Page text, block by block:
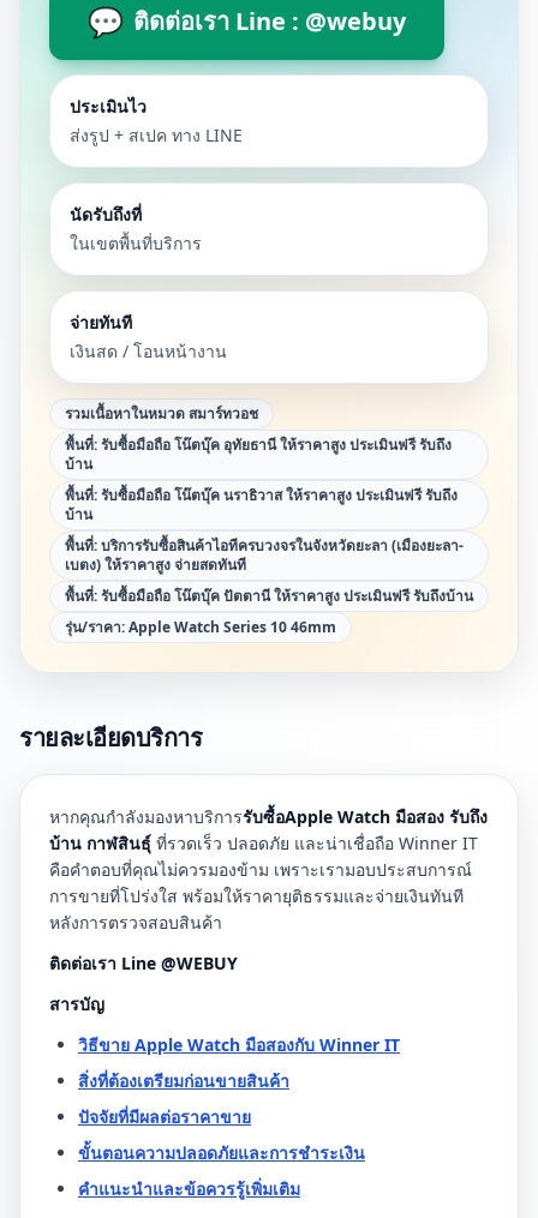
💬 ติดต่อเรา Line : @webuy
ประเมินไว
ส่งรูป + สเปค ทาง LINE
นัดรับถึงที่
ในเขตพื้นที่บริการ
จ่ายทันที
เงินสด / โอนหน้างาน
รวมเนื้อหาในหมวด สมาร์ทวอช
พื้นที่:รับซื้อมือถือ โน๊ตบุ๊ค อุทัยธานี ให้ราคาสูง ประเมินฟรี รับถึง
บ้าน
พื้นที่:รับซื้อมือถือ โน๊ตบุ๊ค นราธิวาส ให้ราคาสูง ประเมินฟรี รับถึง
บ้าน
พื้นที่:บริการรับซื้อสินค้าไอทีครบวงจรในจังหวัดยะลา (เมืองยะลา-
เบตง) ให้ราคาสูง จ่ายสดทันที
พื้นที่:รับซื้อมือถือ โน๊ตบุ๊ค ปัตตานี ให้ราคาสูง ประเมินฟรี รับถึงบ้าน
รุ่น/ราคา:Apple Watch Series 10 46mm
รายละเอียดบริการ
หากคุณกำลังมองหาบริการรับซื้อApple Watch มือสอง รับถึง
บ้าน กาฬสินธุ์ ที่รวดเร็ว ปลอดภัย และน่าเชื่อถือ Winner IT
คือคำตอบที่คุณไม่ควรมองข้าม เพราะเรามอบประสบการณ์
การขายที่โปร่งใส พร้อมให้ราคายุติธรรมและจ่ายเงินทันที
หลังการตรวจสอบสินค้า
ติดต่อเรา Line @WEBUY
สารบัญ
วิธีขาย Apple Watch มือสองกับ Winner IT
สิ่งที่ต้องเตรียมก่อนขายสินค้า
ปัจจัยที่มีผลต่อราคาขาย
ขั้นตอนความปลอดภัยและการชำระเงิน
คำแนะนำและข้อควรรู้เพิ่มเติม